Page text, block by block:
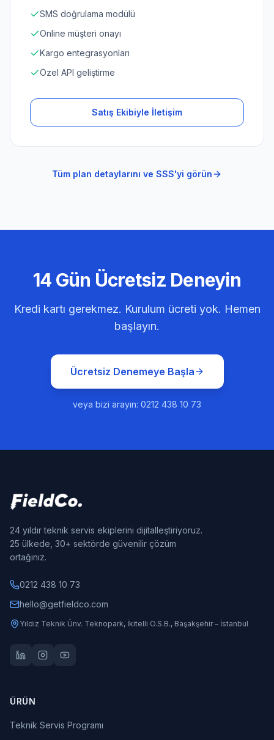
SMS doğrulama modülü
Online müşteri onayı
Kargo entegrasyonları
Özel API geliştirme
Satış Ekibiyle İletişim
Tüm plan detaylarını ve SSS'yi görün
14 Gün Ücretsiz Deneyin
Kredi kartı gerekmez. Kurulum ücreti yok. Hemen
başlayın.
Ücretsiz Denemeye Başla
veya bizi arayın: 0212 438 10 73
24 yıldır teknik servis ekiplerini dijitalleştiriyoruz.
25 ülkede, 30+ sektörde güvenilir çözüm
ortağınız.
0212 438 10 73
hello@getfieldco.com
Yıldız Teknik Ünv. Teknopark, İkitelli O.S.B., Başakşehir – İstanbul
ÜRÜN
Teknik Servis Programı